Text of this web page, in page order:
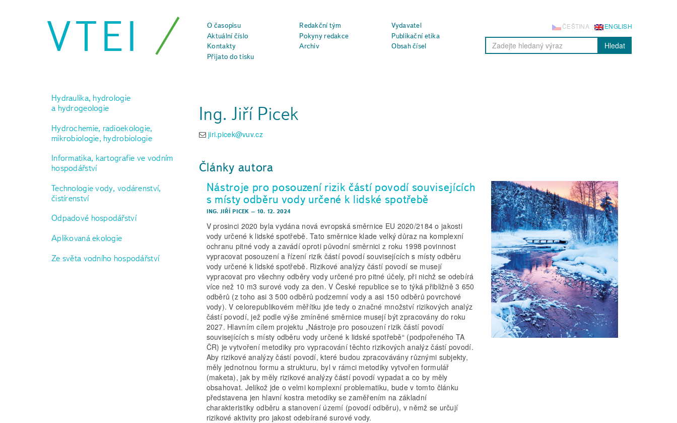
VTEI O časopisu Redakční tým
Vydavatel
Aktuální číslo
Pokyny redakce
Publikační etika
Kontakty
Archiv
Obsah čísel
Přijato do tisku
ENGLISH
ČEŠTINA
Hledat
Hydraulika, hydrologie
a hydrogeologie
Hydrochemie, radioekologie,
mikrobiologie, hydrobiologie
Informatika, kartografie ve vodním
hospodářství
Technologie vody, vodárenství,
čistírenství
Odpadové hospodářství
Aplikovaná ekologie
Ze světa vodního hospodářství
Ing. Jiří Picek
jiri.picek@vuv.cz
Články autora
Nástroje pro posouzení rizik částí povodí souvisejících
s místy odběru vody určené k lidské spotřebě
ING. JIŘÍ PICEK – 10. 12. 2024
V prosinci 2020 byla vydána nová evropská směrnice EU 2020/2184 o jakosti
vody určené k lidské spotřebě. Tato směrnice klade velký důraz na komplexní
ochranu pitné vody a zavádí oproti původní směrnici z roku 1998 povinnost
vypracovat posouzení a řízení rizik částí povodí souvisejících s místy odběru
vody určené k lidské spotřebě. Rizikové analýzy částí povodí se musejí
vypracovat pro všechny odběry vody určené pro pitné účely, při nichž se odebírá
více než 10 m3 surové vody za den. V České republice se to týká přibližně 3 650
odběrů (z toho asi 3 500 odběrů podzemní vody a asi 150 odběrů povrchové
vody). V celorepublikovém měřítku jde tedy o značné množství rizikových analýz
částí povodí, jež podle výše zmíněné směrnice musejí být zpracovány do roku
2027. Hlavním cílem projektu „Nástroje pro posouzení rizik částí povodí
souvisejících s místy odběru vody určené k lidské spotřebě“ (podpořeného TA
ČR) je vytvoření metodiky pro vypracování těchto rizikových analýz částí povodí.
Aby rizikové analýzy částí povodí, které budou zpracovávány různými subjekty,
měly jednotnou formu a strukturu, byl v rámci metodiky vytvořen formulář
(maketa), jak by měly rizikové analýzy částí povodí vypadat a co by měly
obsahovat. Jelikož jde o velmi komplexní problematiku, bude v tomto článku
představena jen hlavní kostra metodiky se zaměřením na základní
charakteristiky odběru a stanovení území (povodí odběru), v němž se určují
rizikové aktivity pro jakost odebírané surové vody.